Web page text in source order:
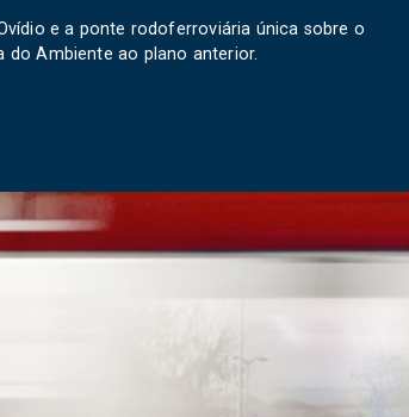
e a ponte rodoferroviária única sobre o
do Ambiente ao plano anterior.